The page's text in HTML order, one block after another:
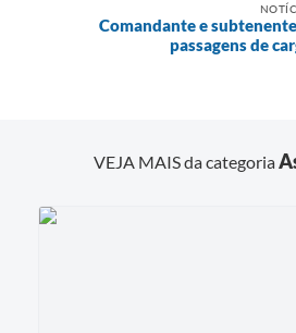
Comandante e
passagens de
VEJA MAIS da categoria